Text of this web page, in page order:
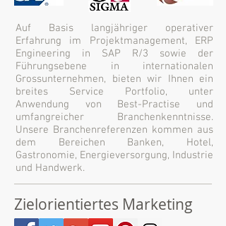
Auf Basis langjähriger operativer
Erfahrung im Projektmanagement, ERP
Engineering in SAP R/3 sowie der
Führungsebene in internationalen
Grossunternehmen, bieten wir Ihnen ein
breites Service Portfolio, unter
Anwendung von Best-Practise und
umfangreicher Branchenkenntnisse.
Unsere Branchenreferenzen kommen aus
dem Bereichen Banken, Hotel,
Gastronomie, Energieversorgung, Industrie
und Handwerk.
Zielorientiertes Marketing